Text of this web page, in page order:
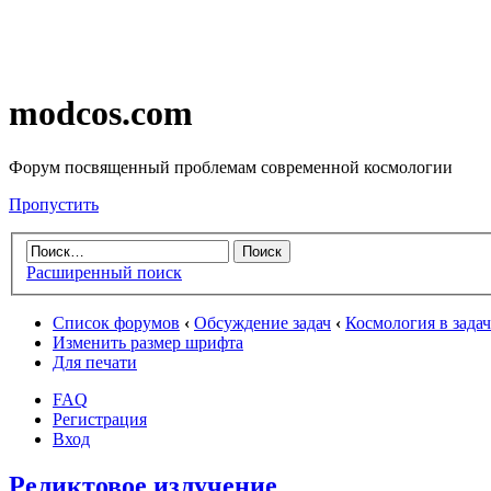
modcos.com
Форум посвященный проблемам современной космологии
Пропустить
Расширенный поиск
Список форумов ‹ Обсуждение задач ‹ Космология в
Изменить размер шрифта
Для печати
FAQ
Регистрация
Вход